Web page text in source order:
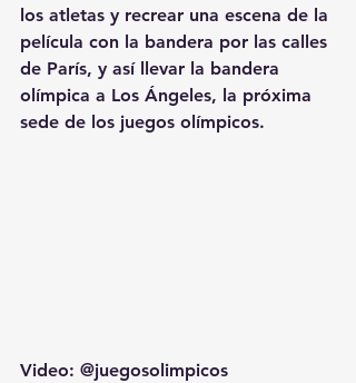
los atletas y recrear una escena de la
película con la bandera por las calles
de París, y así llevar la bandera
olímpica a Los Ángeles, la próxima
sede de los juegos olímpicos.
Video: @juegosolimpicos